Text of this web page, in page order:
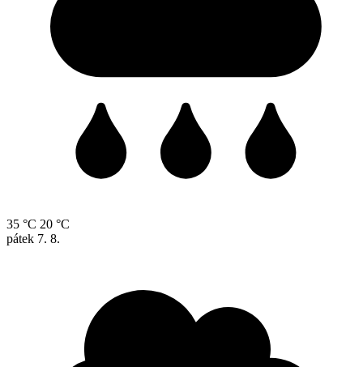
35 °C 20 °C
pátek 7. 8.